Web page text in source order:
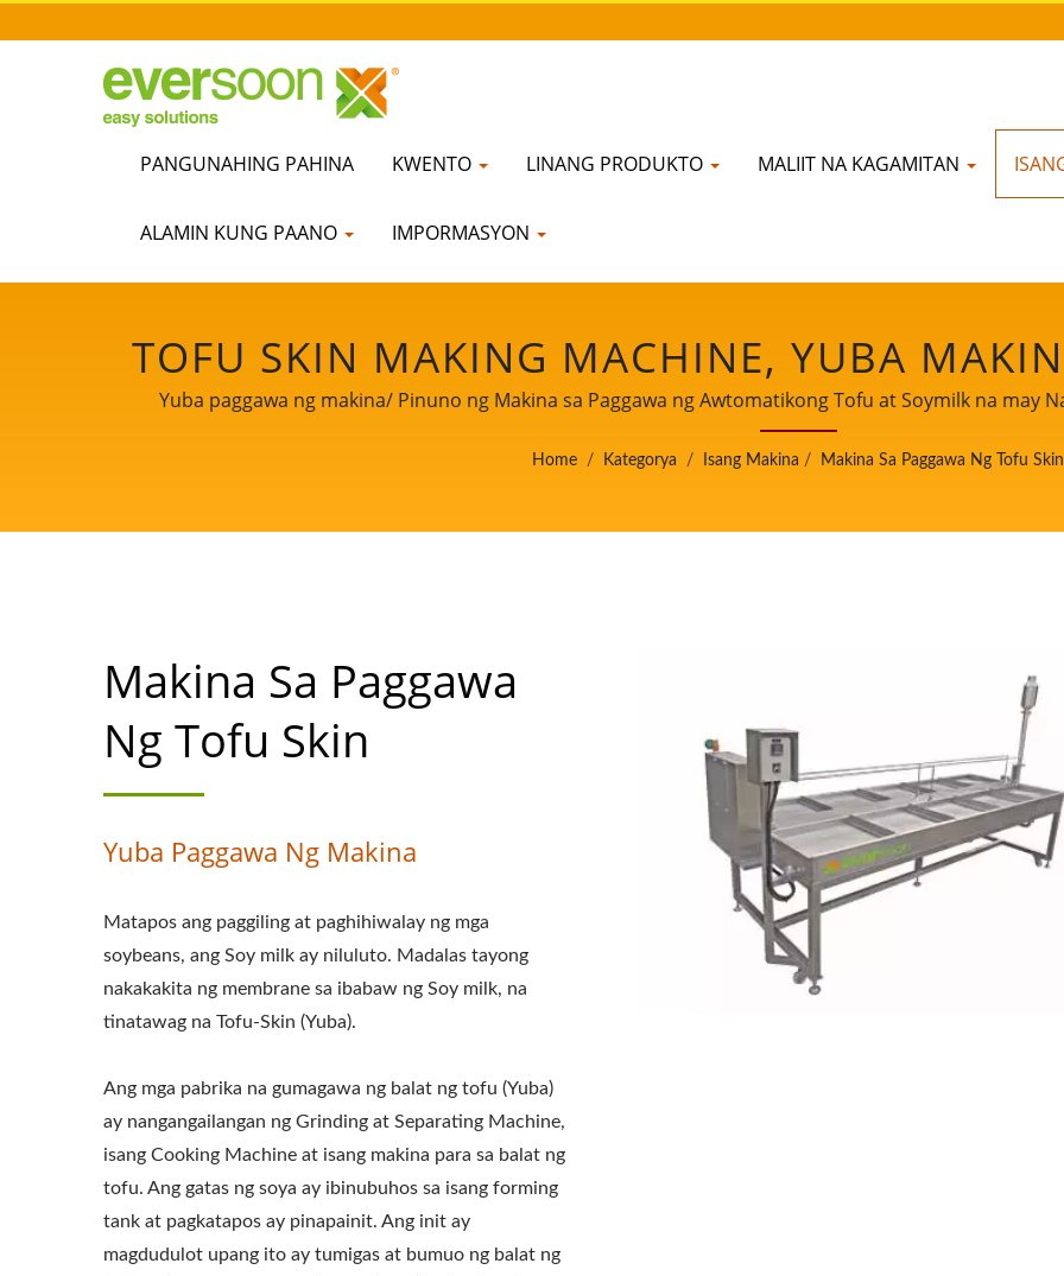
PANGUNAHING PAHINA KWENTO LINANG PRODUKTO MALIIT NA KAGAMITAN
ALAMIN KUNG PAANO IMPORMASYON
TOFU SKIN MAKING MACHINE, YUBA
MACHINE, FOOD EQUIPMENT/
PAGGAWA NG AWTOMATIKONG TOFU AT
NANGUNGUNANG PRAYORIDAD SA
Yuba paggawa ng makina/ Pinuno ng Makina sa Paggawa ng Awtomatikong Tofu at Soymilk na may
Pagkain.
Home / Kategorya / Isang Makina / Makina Sa Paggawa Ng Tofu Skin
Makina Sa Paggawa
Ng Tofu Skin
Yuba Paggawa Ng Makina
Matapos ang paggiling at paghihiwalay ng mga
soybeans, ang Soy milk ay niluluto. Madalas tayong
nakakakita ng membrane sa ibabaw ng Soy milk, na
tinatawag na Tofu-Skin (Yuba).
Ang mga pabrika na gumagawa ng balat ng tofu (Yuba)
ay nangangailangan ng Grinding at Separating Machine,
isang Cooking Machine at isang makina para sa balat ng
tofu. Ang gatas ng soya ay ibinubuhos sa isang forming
tank at pagkatapos ay pinapainit. Ang init ay
magdudulot upang ito ay tumigas at bumuo ng balat ng